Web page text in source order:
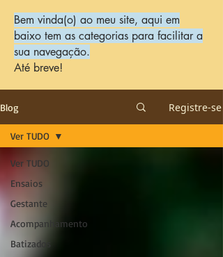
Bem vinda(o) ao meu site, aqui em
baixo tem as categorias para facilitar a
sua navegação.
Até breve!
Blog Registre-se
Ver TUDO
Ensaios
Gestante
Acompanhamento
Batizados
Ver TUDO